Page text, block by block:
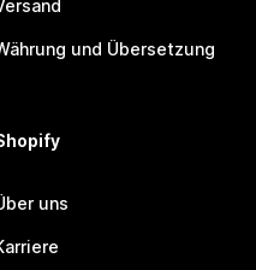
und Übersetzung
uns